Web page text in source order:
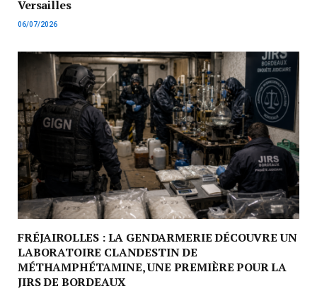
Versailles
06/07/2026
FRÉJAIROLLES : LA GENDARMERIE DÉCOUVRE UN
LABORATOIRE CLANDESTIN DE
MÉTHAMPHÉTAMINE, UNE PREMIÈRE POUR LA
JIRS DE BORDEAUX